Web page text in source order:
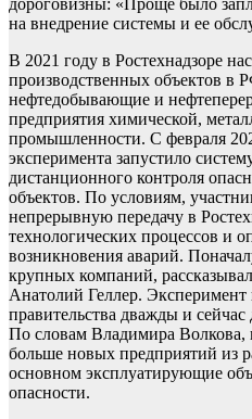
дороговизны: «Проще было
на внедрение системы и ее
В 2021 году в Ростехнадзоре
производственных объектов в
нефтедобывающие и
предприятия химической,
промышленности. С февраля
эксперимента запустило
дистанционного контроля
объектов. По условиям,
непрерывную передачу в
технологических процессов и
возникновения аварий.
крупных компаний,
Анатолий Геллер. Эксперимент
правительства дважды и сейчас
По словам Владимира Волкова,
больше новых предприятий из
основном эксплуатирующие
опасности.